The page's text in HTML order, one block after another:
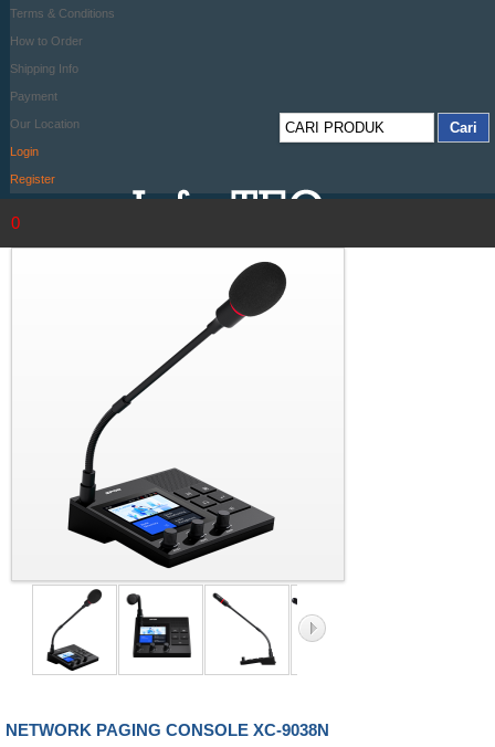
Terms & Conditions
How to Order
Shipping Info
Payment
Our Location
Login
Register
0
NETWORK PAGING CONSOLE XC-9038N